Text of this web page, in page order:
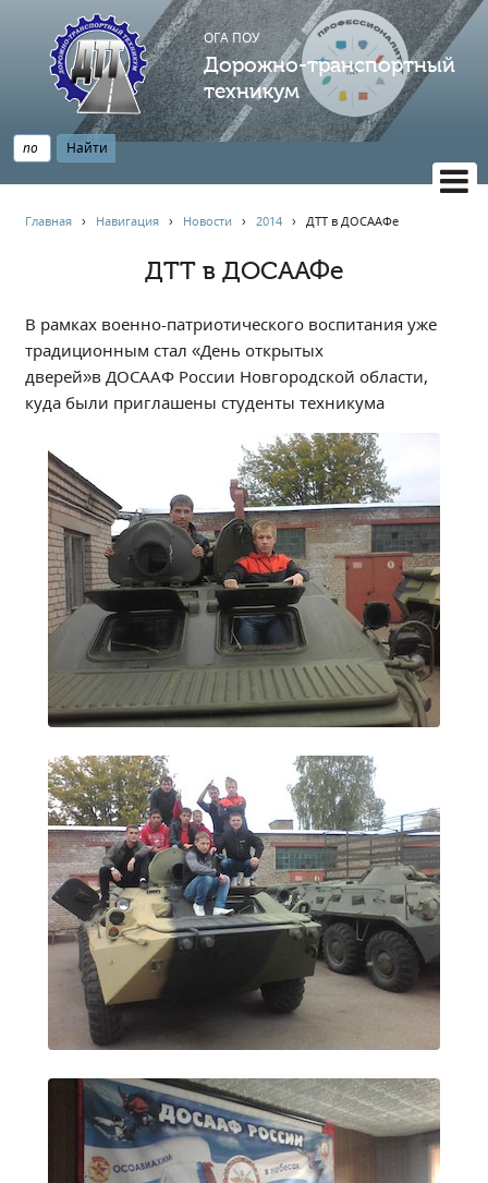
ОГА ПОУ
Дорожно-транспортный
техникум
АБИТУРИЕНТУ
Опрос по качеству образования
Новости
Информация
Независимая оценка качества
Профориентация
Обращения онлайн
Контакты
Региональный центр по профилактике ДДТТ
Учебно-производственный комплекс
Противодействие коррупции
Всероссийское чемпионатное движение
Региональная инновационная площадка
СВЕДЕНИЯ ОБ ОБРАЗОВАТЕЛЬНОЙ ОРГАНИЗАЦИИ
Основные сведения
Структура и органы управления образовательной
организацией
Документы
Образование
Образовательные стандарты и требования
Педагогический состав
Материально-техническое обеспечение и
оснащенность образовательного процесса.
Доступная среда
Главная › Навигация › Новости ›2014 ›ДТТ в ДОСААФе
ДТТ в ДОСААФе
В рамках военно-патриотического воспитания уже
традиционным стал «День открытых
дверей»в ДОСААФ России Новгородской области,
куда были приглашены студенты техникума